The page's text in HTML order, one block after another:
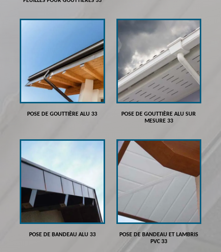
POSE DE GOUTTIÈRE ALU 33
POSE DE GOUTTIÈRE ALU SUR
MESURE 33
POSE DE BANDEAU ALU 33
POSE DE BANDEAU ET LAMBRIS
PVC 33